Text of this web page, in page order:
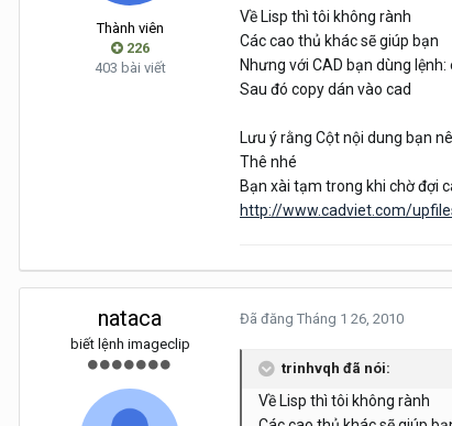
Thành viên
226
403 bài viết
Về Lisp thì tôi không rành
Các cao thủ khác sẽ giúp bạn
Nhưng với CAD bạn dùng
Sau đó copy dán vào cad
Lưu ý rằng Cột nội dung bạn
Thê nhé
Bạn xài tạm trong khi chờ đợi
http://www.cadviet.com/
nataca
biết lệnh imageclip
Đã đăng Tháng 1 26, 2010
trinhvqh đã nói:
Về Lisp thì tôi không rành